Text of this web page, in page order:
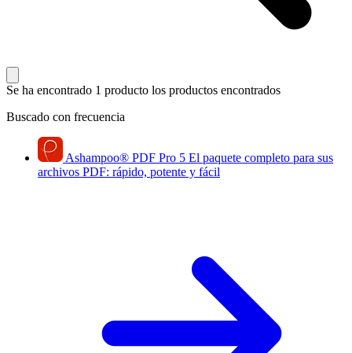
Se ha encontrado 1 producto los productos encontrados
Buscado con frecuencia
Ashampoo® PDF Pro 5 El paquete completo para sus
archivos PDF: rápido, potente y fácil